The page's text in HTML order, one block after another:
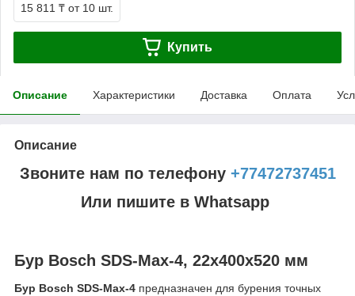
15 811 ₸ от 10 шт.
Купить
Описание Характеристики Доставка Оплата
Описание
Звоните нам по телефону +77472737451
Или пишите в Whatsapp
Бур Bosch SDS-Max-4, 22x400x520 мм
Бур Bosch SDS-Max-4 предназначен для бурения точных